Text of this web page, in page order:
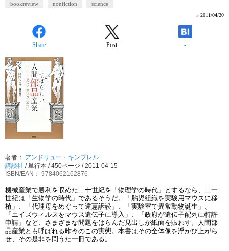
bookreview nonfiction science
» 2011/04/20
Share Post -
著者： アンドリュー・キンブレル
講談社 /単行本 / 450ページ / 2011-04-15
ISBN/EAN： 9784062162876
機械産業で勝利を収めた二十世紀を「物理学の時代」とするなら、二一
世紀は「生物学の時代」であるそうだ。「胎児組織を実験用マウスに移
植」、「代理母をめぐって違憲訴訟」、「実験室で異常動物誕生」、
「エイズウィルスをマウス遺伝子に導入」、「政府が遺伝子配列に特許
申請」など、さまざまな問題をはらんだ見出しが紙面を賑わす。人間部
品産業とも呼ばれる昨今のこの実態。本書はその全体像を浮かび上がら
せ、その是非を問うた一冊である。